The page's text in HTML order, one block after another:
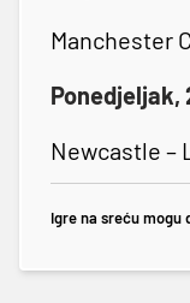
Manchester
Ponedjeljak,
Newcastle –
Igre na sreću mogu